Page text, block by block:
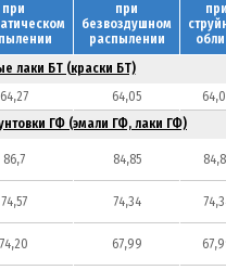
при
при
безвоздушном
распылении
лаки БТ (краски БТ)
64,27 64,05
ГФ (эмали ГФ, лаки ГФ)
86,7 84,85
74,57 74,34
74,20 67,99